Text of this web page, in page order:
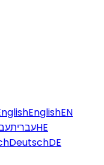
EnglishEN
עבריתHE
DeutschDE